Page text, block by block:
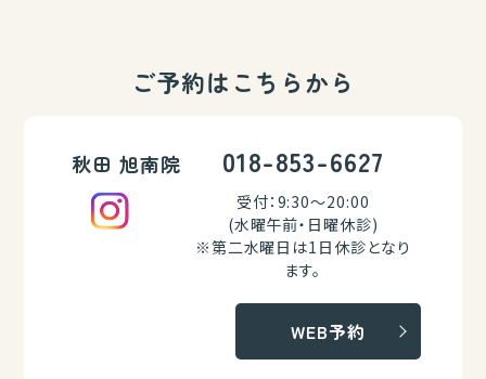
ご予約はこちらから
秋田 旭南院 018-853-6627
受付：9:30～20:00
(水曜午前・日曜休診)
※第二水曜日は1日休診となり
ます。
WEB予約